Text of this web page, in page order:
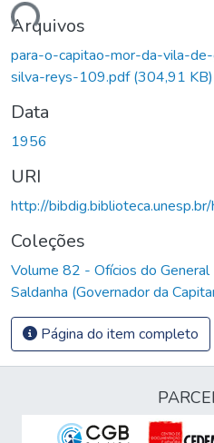
Arquivos
para-o-capitao-mor-da-vila-
silva-reys-109.pdf(304,91 KB)
Data
1956
URI
http://
Coleções
Volume 82 - Ofícios do
Saldanha (Governador da
Página do item completo